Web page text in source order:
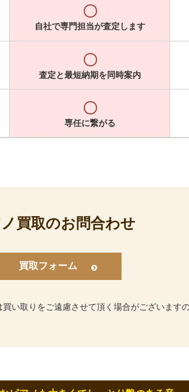
〇
自社で専門担当が査定します
〇
査定と最短納期を同時案内
〇
専任に繋がる
買取のお問合わせ
買取フォーム
い取りをご遠慮させて頂く場合がございます